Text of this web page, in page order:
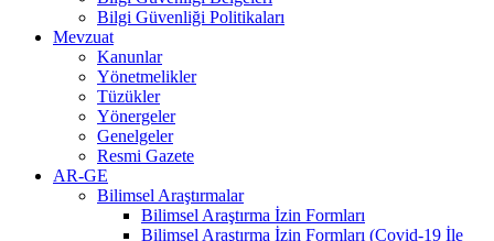
Bilgi Güvenliği Politikaları
Mevzuat
Kanunlar
Yönetmelikler
Tüzükler
Yönergeler
Genelgeler
Resmi Gazete
AR-GE
Bilimsel Araştırmalar
Bilimsel Araştırma İzin Formları
Bilimsel Araştırma İzin Formları (Covid-19 İle